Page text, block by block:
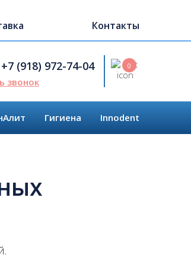
Контакты
+7 (918) 972-74-04
звонок
0
Гигиена Innodent